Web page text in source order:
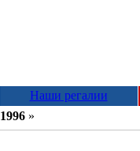
Наши регалии
1996 »